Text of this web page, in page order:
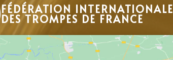
FÉDÉRATION INTERNATIONALE
DES TROMPES DE FRANCE